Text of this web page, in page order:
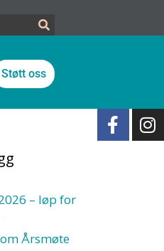
Støtt oss
– løp for
Årsmøte